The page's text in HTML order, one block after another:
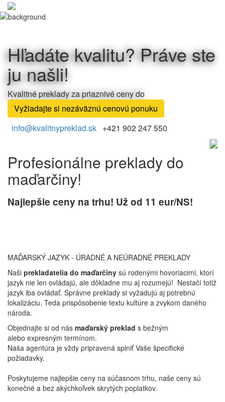
Hľadáte kvalitu? Práve ste
ju našli!
Kvalitné preklady za priaznivé ceny do
Vyžiadajte si nezáväznú cenovú ponuku
info@kvalitnypreklad.sk +421 902 247 550
Profesionálne preklady do
maďarčiny!
Najlepšie ceny na trhu! Už od 11 eur/NS!
MAĎARSKÝ JAZYK - ÚRADNÉ A NEÚRADNÉ PREKLADY
Naši prekladatelia do maďarčiny sú rodenými hovoriacimi, ktorí
jazyk nie len ovládajú, ale dôkladne mu aj rozumejú! Nestačí totiž
jazyk iba ovládať. Správne preklady si vyžadujú aj potrebnú
lokalizáciu. Teda prispôsobenie textu kultúre a zvykom daného
národa.
Objednajte si od nás maďarský preklad s bežným
alebo expresným termínom.
Naša agentúra je vždy pripravená splniť Vaše špecifické
požiadavky.
Poskytujeme najlepšie ceny na súčasnom trhu, naše ceny sú
konečné a bez akýchkoľvek skrytých poplatkov.